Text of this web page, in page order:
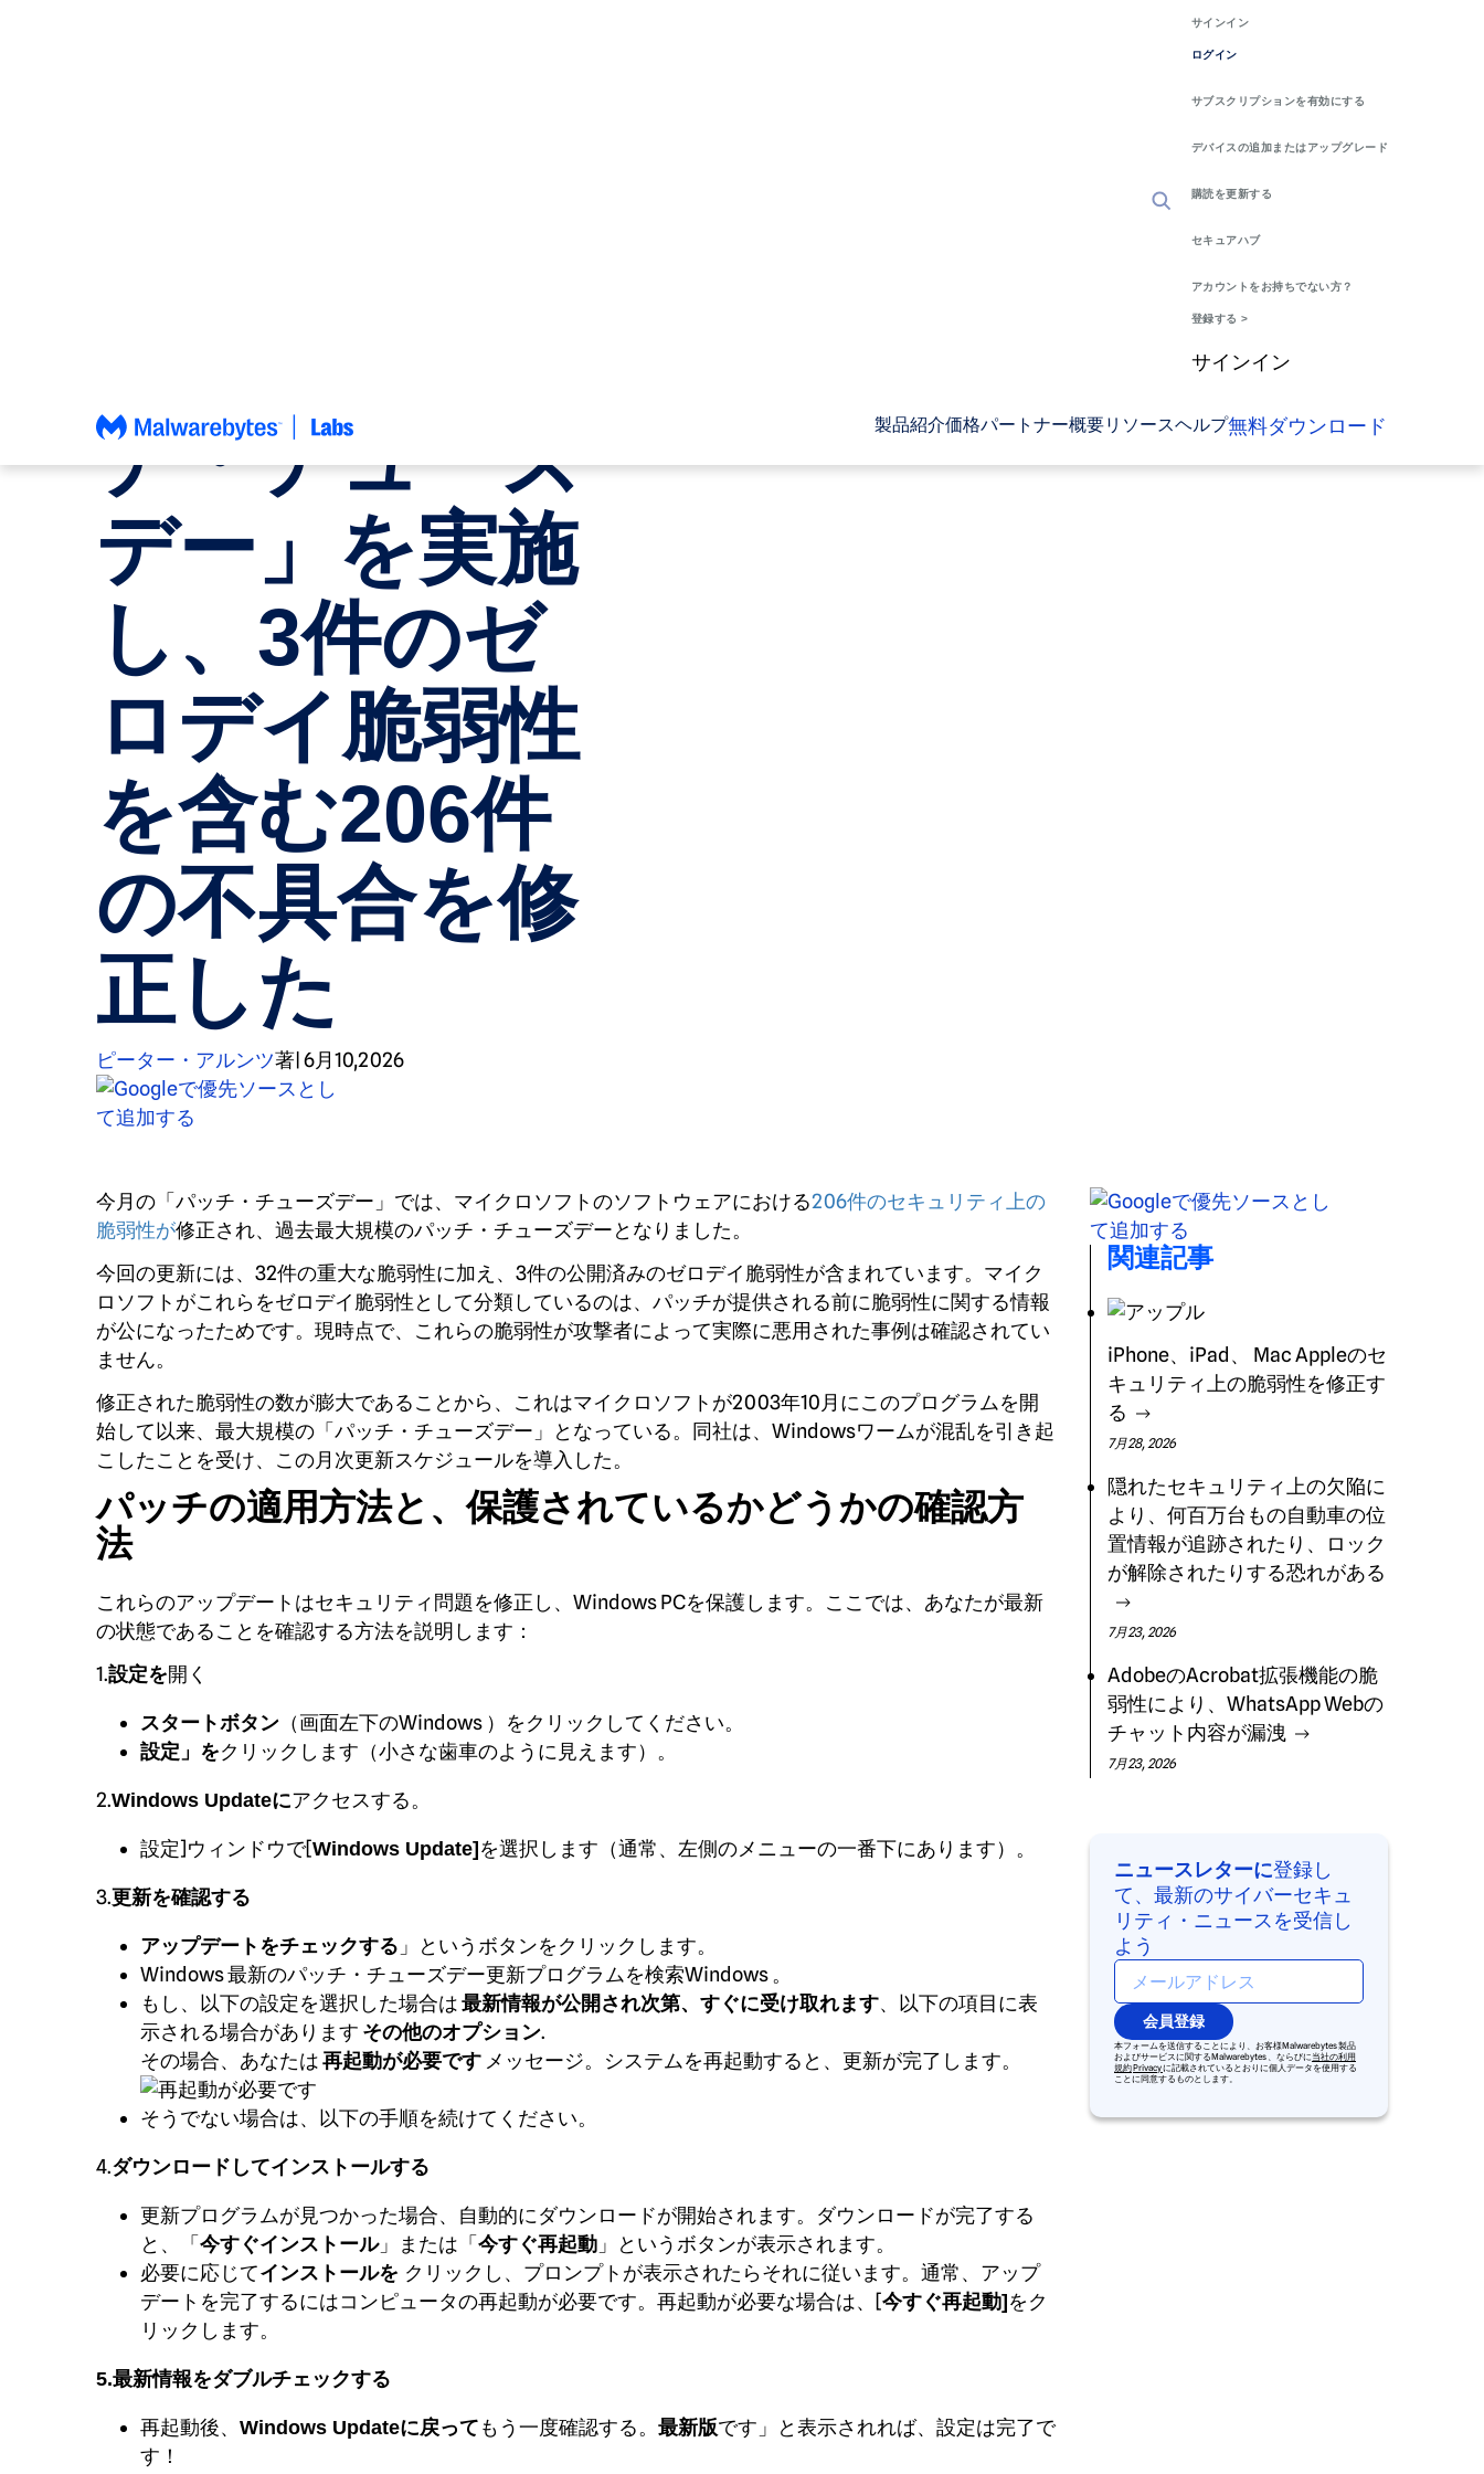
サインイン
ログイン
サブスクリプションを有効にする
デバイスの追加またはアップグレード
購読を更新する
セキュアハブ
アカウントをお持ちでない方？
登録する >
サインイン
製品紹介価格パートナー概要リソースヘルプ無料ダウンロード
チ・チューズ
デー」を実施
し、3件のゼ
ロデイ脆弱性
を含む206件
の不具合を修
正した
ピーター・アルンツ著 6月10,2026
今月の「パッチ・チューズデー」では、マイクロソフトのソフトウェアにおける206件のセキュリティ上の
脆弱性が修正され、過去最大規模のパッチ・チューズデーとなりました。
今回の更新には、32件の重大な脆弱性に加え、3件の公開済みのゼロデイ脆弱性が含まれています。マイク
ロソフトがこれらをゼロデイ脆弱性として分類しているのは、パッチが提供される前に脆弱性に関する情報
が公になったためです。現時点で、これらの脆弱性が攻撃者によって実際に悪用された事例は確認されてい
ません。
修正された脆弱性の数が膨大であることから、これはマイクロソフトが2003年10月にこのプログラムを開
始して以来、最大規模の「パッチ・チューズデー」となっている。同社は、Windowsワームが混乱を引き起
こしたことを受け、この月次更新スケジュールを導入した。
パッチの適用方法と、保護されているかどうかの確認方
法
これらのアップデートはセキュリティ問題を修正し、Windows PCを保護します。ここでは、あなたが最新
の状態であることを確認する方法を説明します：
1.設定を開く
スタートボタン （画面左下のWindows ）をクリックしてください。
設定」をクリックします（小さな歯車のように見えます）。
2.Windows Updateにアクセスする。
設定]ウィンドウで[Windows Update] を選択します（通常、左側のメニューの一番下にあります）。
3.更新を確認する
アップデートをチェックする 」というボタンをクリックします。
Windows 最新のパッチ・チューズデー更新プログラムを検索Windows 。
もし、以下の設定を選択した場合は 最新情報が公開され次第、すぐに受け取れます、以下の項目に表
示される場合があります その他のオプション.
その場合、あなたは 再起動が必要です メッセージ。システムを再起動すると、更新が完了します。
そうでない場合は、以下の手順を続けてください。
4.ダウンロードしてインストールする
更新プログラムが見つかった場合、自動的にダウンロードが開始されます。ダウンロードが完了する
と、「 今すぐインストール」または「 今すぐ再起動 」というボタンが表示されます。
必要に応じてインストールを クリックし、プロンプトが表示されたらそれに従います。通常、アップ
デートを完了するにはコンピュータの再起動が必要です。再起動が必要な場合は、[今すぐ再起動] をク
リックします。
5.最新情報をダブルチェックする
再起動後、 Windows Updateに戻って もう一度確認する。 最新版です」と表示されれば、設定は完了で
す！
関連記事
iPhone、iPad、 Mac Appleのセ
キュリティ上の脆弱性を修正す
る
7月28, 2026
隠れたセキュリティ上の欠陥に
より、何百万台もの自動車の位
置情報が追跡されたり、ロック
が解除されたりする恐れがある
7月23, 2026
AdobeのAcrobat拡張機能の脆
弱性により、WhatsApp Webの
チャット内容が漏洩
7月23, 2026
ニュースレターに登録し
て、最新のサイバーセキュ
リティ・ニュースを受信し
よう
会員登録
本フォームを送信することにより、お客様Malwarebytes 製品
およびサービスに関するMalwarebytes 、ならびに当社の利用
規約Privacyに記載されているとおりに個人データを使用する
ことに同意するものとします。